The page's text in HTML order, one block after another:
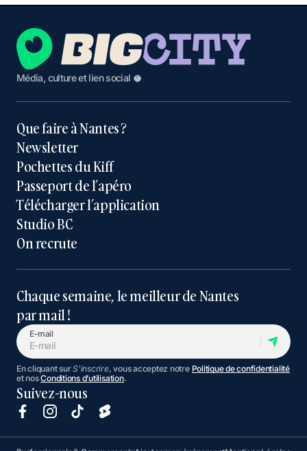
Média, culture et lien social 🥥
Que faire à Nantes ?
Newsletter
Pochettes du Kiff
Passeport de l’apéro
Télécharger l’application
Studio BC
On recrute
Chaque semaine, le meilleur de Nantes
par mail !
E-mail
En cliquant surS'inscrire, vous acceptez notre Politique de confidentialité
et nosConditions d’utilisation.
Suivez-nous